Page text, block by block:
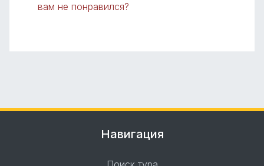
вам не понравился?
Навигация